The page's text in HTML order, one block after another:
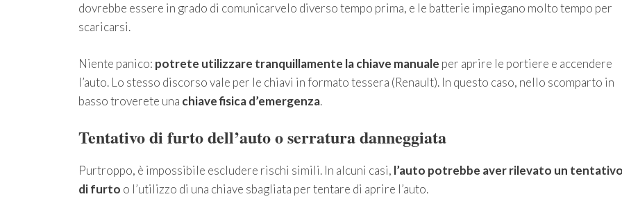
dovrebbe essere in grado di comunicarvelo diverso tempo prima, e le batterie impiegano molto tempo per
scaricarsi.
Niente panico: potrete utilizzare tranquillamente la chiave manuale per aprire le portiere e accendere
l’auto. Lo stesso discorso vale per le chiavi in formato tessera (Renault). In questo caso, nello scomparto in
basso troverete una chiave fisica d’emergenza.
Tentativo di furto dell’auto o serratura danneggiata
Purtroppo, è impossibile escludere rischi simili. In alcuni casi, l’auto potrebbe aver rilevato un
di furto o l’utilizzo di una chiave sbagliata per tentare di aprire l’auto.